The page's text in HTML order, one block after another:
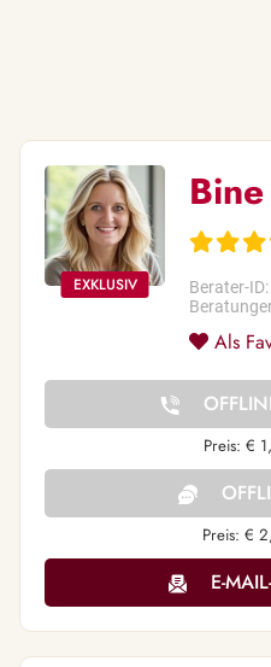
Bine
Berater-
Als
Preis: €
Preis: €
E-